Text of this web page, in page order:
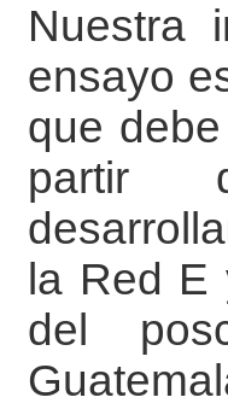
Nuestra
ensayo
que
partir
la Red
del